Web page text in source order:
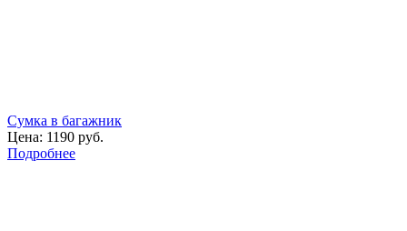
Сумка в багажник
Цена: 1190 руб.
Подробнее